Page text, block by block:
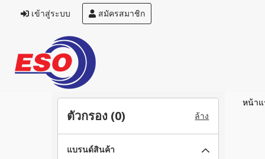
เข้าสู่ระบบ สมัครสมาชิก
หน้าแ
ตัวกรอง (0) ล้าง
แบรนด์สินค้า